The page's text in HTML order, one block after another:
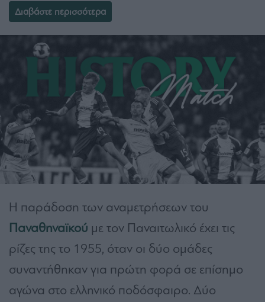
Διαβάστε περισσότερα
Η παράδοση των αναμετρήσεων του
Παναθηναϊκού με τον Παναιτωλικό έχει τις
ρίζες της το 1955, όταν οι δύο ομάδες
συναντήθηκαν για πρώτη φορά σε επίσημο
αγώνα στο ελληνικό ποδόσφαιρο. Δύο